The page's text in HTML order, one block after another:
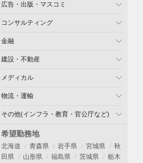
広告・出版・マスコミ
コンサルティング
金融
建設・不動産
メディカル
物流・運輸
その他(インフラ・教育・官公庁など)
希望勤務地
北海道 青森県 岩手県 宮城県
秋
田県
山形県 福島県 茨城県
栃木